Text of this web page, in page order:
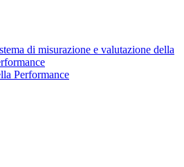
di misurazione e valutazione della
Performance